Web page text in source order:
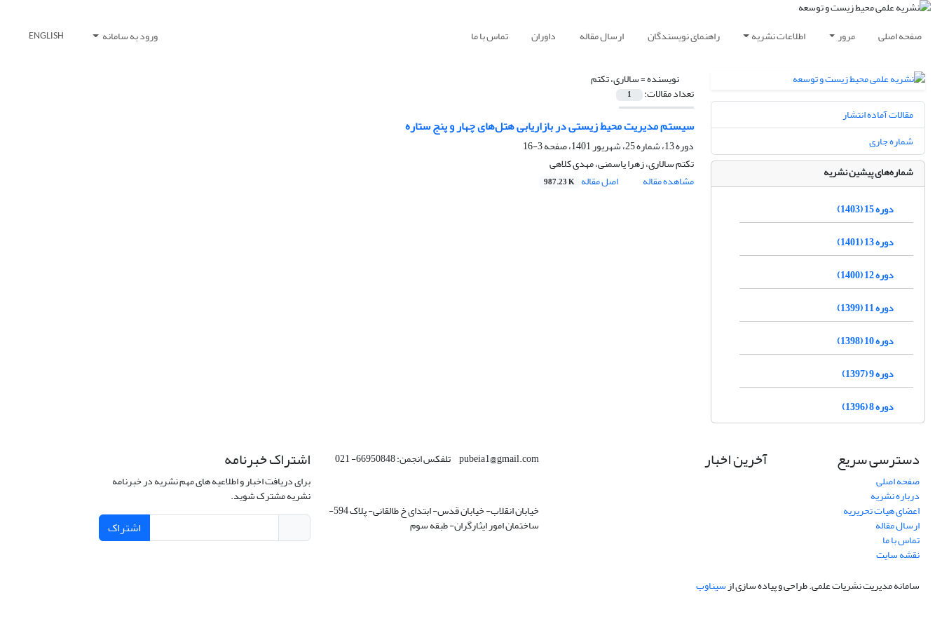
صفحه اصلی مرور اطلاعات نشریه راهنمای نویسندگان ارسال مقاله داوران تماس با ما ورود به سامانه ENGLISH
نویسنده =سالاری، تکتم
تعداد مقالات: 1
سیستم مدیریت محیط زیستی در بازاریابی هتل‌های چهار و پنج ستاره
دوره 13، شماره 25، شهریور 1401، صفحه
3-16
تکتم سالاری، زهرا یاسمنی، مهدی کلاهی
مشاهده مقاله
اصل مقاله 987.23 K
مقالات آماده انتشار
شماره جاری
شماره‌های پیشین نشریه
دوره 15 (1403)
دوره 13 (1401)
دوره 12 (1400)
دوره 11 (1399)
دوره 10 (1398)
دوره 9 (1397)
دوره 8 (1396)
دسترسی سریع
صفحه اصلی
درباره نشریه
اعضای هیات تحریریه
ارسال مقاله
تماس با ما
نقشه سایت
آخرین اخبار pubeia1@gmail.com تلفکس انجمن: 66950848- 021
خیابان انقلاب- خیابان قدس- ابتدای خ طالقانی- پلاک 594-
ساختمان امور ایثارگران- طبقه سوم
اشتراک خبرنامه
برای دریافت اخبار و اطلاعیه های مهم نشریه در خبرنامه
نشریه مشترک شوید.
اشتراک
سامانه مدیریت نشریات علمی.طراحی و پیاده سازی ازسیناوب